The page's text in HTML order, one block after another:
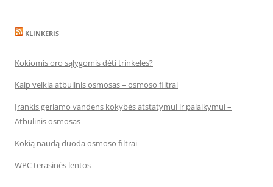
KLINKERIS
Kokiomis oro sąlygomis dėti trinkeles?
Kaip veikia atbulinis osmosas – osmoso filtrai
Įrankis geriamo vandens kokybės atstatymui ir palaikymui –
Atbulinis osmosas
Kokią naudą duoda osmoso filtrai
WPC terasinės lentos